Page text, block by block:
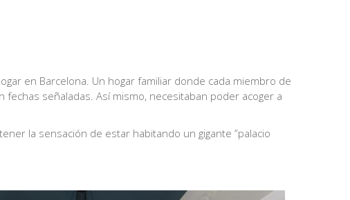
en Barcelona. Un hogar familiar donde cada miembro de
señaladas. Así mismo, necesitaban poder acoger a
la sensación de estar habitando un gigante ”palacio